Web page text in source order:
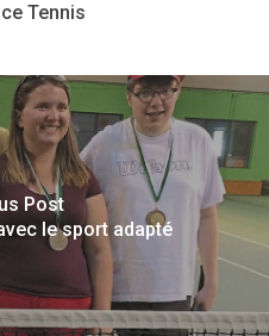
Tennis
Post
le sport adapté